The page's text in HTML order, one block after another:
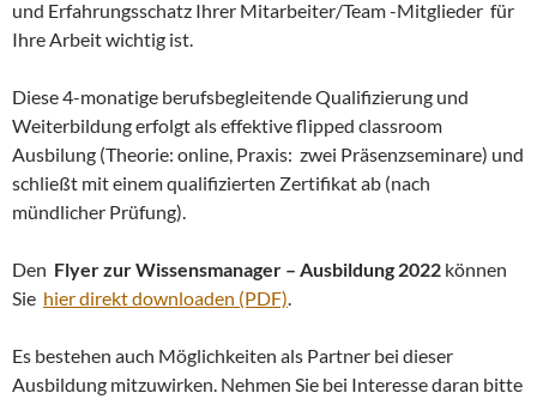
und Erfahrungsschatz Ihrer Mitarbeiter/Team -Mitglieder für
Ihre Arbeit wichtig ist.
Diese 4-monatige berufsbegleitende Qualifizierung und
Weiterbildung erfolgt als effektive flipped classroom
Ausbilung (Theorie: online, Praxis: zwei Präsenzseminare) und
schließt mit einem qualifizierten Zertifikat ab (nach
mündlicher Prüfung).
Den Flyer zur Wissensmanager – Ausbildung 2022 können
Sie hier direkt downloaden (PDF)
Es bestehen auch Möglichkeiten als Partner bei dieser
Ausbildung mitzuwirken. Nehmen Sie bei Interesse daran bitte